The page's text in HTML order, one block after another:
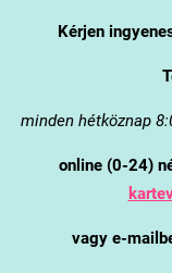
Kérjen
minden hétköznap
online (0-24)
vagy e-